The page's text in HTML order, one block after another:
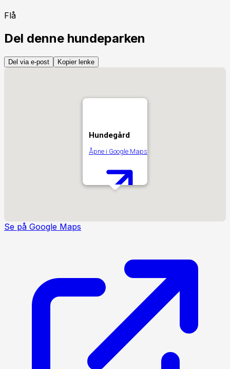
Flå
Del denne hundeparken
Del via e-post Kopier lenke
Hundegård
Åpne i Google Maps
Se på Google Maps